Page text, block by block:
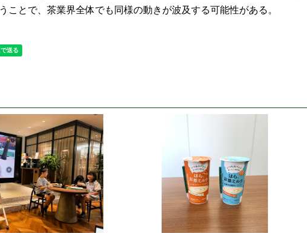
ことで、茶業界全体でも同様の動きが波及する可能性がある。